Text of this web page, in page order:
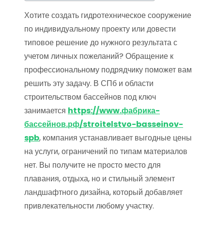
Хотите создать гидротехническое сооружение
по индивидуальному проекту или довести
типовое решение до нужного результата с
учетом личных пожеланий? Обращение к
профессиональному подрядчику поможет вам
решить эту задачу. В СПб и области
строительством бассейнов под ключ
занимается https://www.фабрика-
бассейнов.рф/stroitelstvo-basseinov-
spb, компания устанавливает выгодные цены
на услуги, ограничений по типам материалов
нет. Вы получите не просто место для
плавания, отдыха, но и стильный элемент
ландшафтного дизайна, который добавляет
привлекательности любому участку.